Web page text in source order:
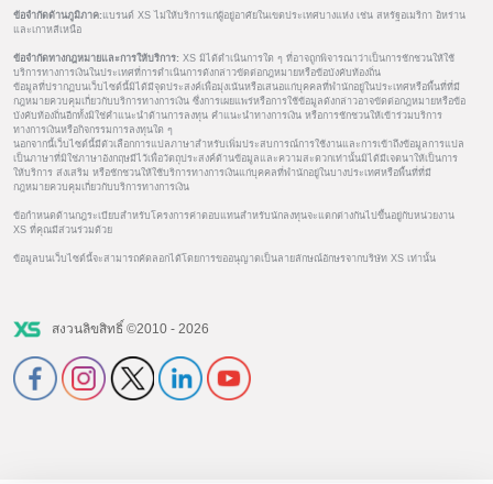
ข้อจำกัดด้านภูมิภาค: แบรนด์ XS ไม่ให้บริการแก่ผู้อยู่อาศัยในเขตประเทศบางแห่ง เช่น สหรัฐอเมริกา อิหร่าน
และเกาหลีเหนือ
ข้อจำกัดทางกฎหมายและการให้บริการ: XS มิได้ดำเนินการใด ๆ ที่อาจถูกพิจารณาว่าเป็นการชักชวนให้ใช้
บริการทางการเงินในประเทศที่การดำเนินการดังกล่าวขัดต่อกฎหมายหรือข้อบังคับท้องถิ่น
ข้อมูลที่ปรากฏบนเว็บไซต์นี้มิได้มีจุดประสงค์เพื่อมุ่งเน้นหรือเสนอแก่บุคคลที่พำนักอยู่ในประเทศหรือพื้นที่ที่มี
กฎหมายควบคุมเกี่ยวกับบริการทางการเงิน ซึ่งการเผยแพร่หรือการใช้ข้อมูลดังกล่าวอาจขัดต่อกฎหมายหรือข้อ
บังคับท้องถิ่นอีกทั้งมิใช่คำแนะนำด้านการลงทุน คำแนะนำทางการเงิน หรือการชักชวนให้เข้าร่วมบริการ
ทางการเงินหรือกิจกรรมการลงทุนใด ๆ
นอกจากนี้เว็บไซต์นี้มีตัวเลือกการแปลภาษาสำหรับเพิ่มประสบการณ์การใช้งานและการเข้าถึงข้อมูลการแปล
เป็นภาษาที่มิใช่ภาษาอังกฤษมีไว้เพื่อวัตถุประสงค์ด้านข้อมูลและความสะดวกเท่านั้นมิได้มีเจตนาให้เป็นการ
ให้บริการ ส่งเสริม หรือชักชวนให้ใช้บริการทางการเงินแก่บุคคลที่พำนักอยู่ในบางประเทศหรือพื้นที่ที่มี
กฎหมายควบคุมเกี่ยวกับบริการทางการเงิน
ข้อกำหนดด้านกฎระเบียบสำหรับโครงการค่าตอบแทนสำหรับนักลงทุนจะแตกต่างกันไปขึ้นอยู่กับหน่วยงาน
XS ที่คุณมีส่วนร่วมด้วย
ข้อมูลบนเว็บไซต์นี้จะสามารถคัดลอกได้โดยการขออนุญาตเป็นลายลักษณ์อักษรจากบริษัท XS เท่านั้น
สงวนลิขสิทธิ์ ©2010 - 2026